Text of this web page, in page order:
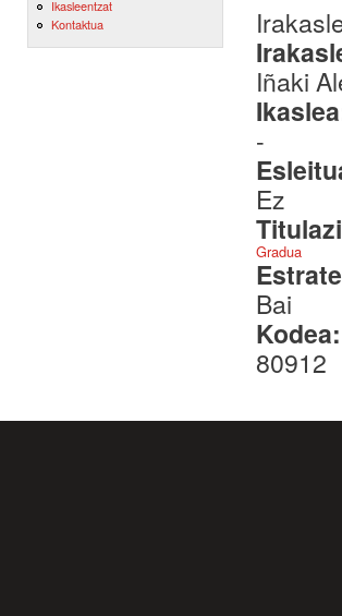
Ikasleentzat
Kontaktua
Iñaki
-
Ez
Gradua
Bai
Kodea:
80912